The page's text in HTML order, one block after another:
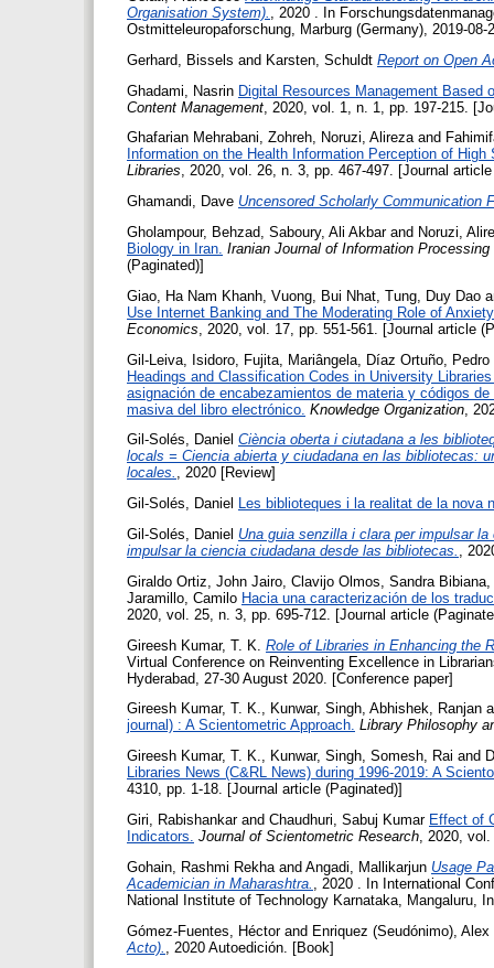
Organisation System).
, 2020 . In
Ostmitteleuropaforschung, Marburg (Germany), 2019-
Gerhard, Bissels and Karsten, Schuldt Report on Open
Ghadami, Nasrin Digital Resources Management Based
Content Management , 2020, vol. 1, n. 1, pp. 197-215.
Ghafarian Mehrabani, Zohreh, Noruzi, Alirezaand
Information on the Health Information Perception of
Libraries, 2020, vol. 26, n. 3, pp. 467-497. [Journal
Ghamandi, Dave Uncensored Scholarly Communication
Gholampour, Behzad Saboury, Ali Akbarand Noruzi,
Biology in Iran. Iranian Journal of Information Processing
(Paginated)]
Giao, Ha Nam Khanh Vuong, Bui Nhat Tung, Duy Dao
Use Internet Banking and The Moderating Role of
Economics , 2020, vol. 17, pp. 551-561. [Journal article
Gil-Leiva, Isidoro Fujita, Mariângela Díaz Ortuño, Pedro
Headings and Classification Codes in University
asignación de encabezamientos de materia y códigos
masiva del libro electrónico. Knowledge Organization ,
Gil-Solés, Daniel Ciència oberta i ciutadana a les
locals = Ciencia abierta y ciudadana en las bibliotecas:
locales. , 2020 [Review]
Gil-Solés, Daniel Les biblioteques i la realitat de la nova
Gil-Solés, Daniel Una guia senzilla i clara per impulsar
impulsar la ciencia ciudadana desde las bibliotecas.
,
Giraldo Ortiz, John Jairo Clavijo Olmos, Sandra Bibiana
Jaramillo, Camilo Hacia una caracterización de los
2020, vol. 25, n. 3, pp. 695-712. [Journal article
Gireesh Kumar, T. K. Role of Libraries in Enhancing the
Virtual Conference on Reinventing Excellence in
Hyderabad, 27-30 August 2020. [Conference paper]
Gireesh Kumar, T. K., Kunwar, Singh, Abhishek, Ranjan
journal) : A Scientometric Approach. Library Philosophy
Gireesh Kumar, T. K., Kunwar, Singh, Somesh, Rai and
Libraries News (C&RL News) during 1996-2019: A
4310, pp. 1-18. [Journal article (Paginated)]
Giri, Rabishankarand Chaudhuri, Sabuj Kumar Effect of
Indicators. Journal of Scientometric Research , 2020,
Gohain, Rashmi Rekha and Angadi, Mallikarjun Usage
Academician in Maharashtra.
, 2020 . In International
National Institute of Technology Karnataka, Mangaluru,
Gómez-Fuentes, Héctorand Enriquez (Seudónimo), Alex
Acto).
, 2020 Autoedición. [Book]